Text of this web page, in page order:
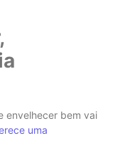
envelhecer bem vai
uma